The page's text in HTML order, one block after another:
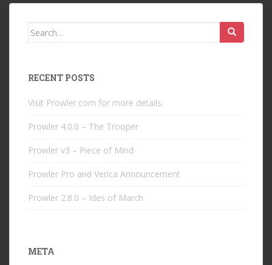
Search
RECENT POSTS
Visit Prowler.com for more details.
Prowler 4.0.0 – The Trooper
Prowler v3 – Piece of Mind
Prowler Pro and Verica Announcement
Prowler 2.8.0 – Ides of March
META